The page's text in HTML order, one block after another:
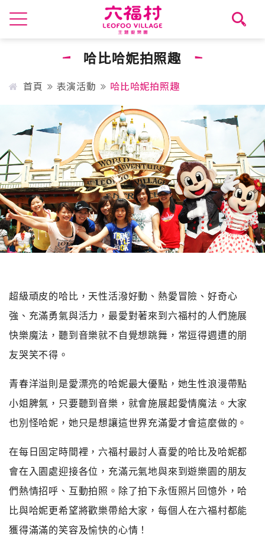
哈比哈妮拍照趣
首頁 表演活動 哈比哈妮拍照趣
超級頑皮的哈比，天性活潑好動、熱愛冒險、好奇心
強、充滿勇氣與活力，最愛對著來到六福村的人們施展
快樂魔法，聽到音樂就不自覺想跳舞，常逗得週遭的朋
友哭笑不得。
青春洋溢則是愛漂亮的哈妮最大優點，她生性浪漫帶點
小姐脾氣，只要聽到音樂，就會施展起愛情魔法。大家
也別怪哈妮，她只是想讓這世界充滿愛才會這麼做的。
在每日固定時間裡，六福村最討人喜愛的哈比及哈妮都
會在入園處迎接各位，充滿元氣地與來到遊樂園的朋友
們熱情招呼、互動拍照。除了拍下永恆照片回憶外，哈
比與哈妮更希望將歡樂帶給大家，每個人在六福村都能
獲得滿滿的笑容及愉快的心情！